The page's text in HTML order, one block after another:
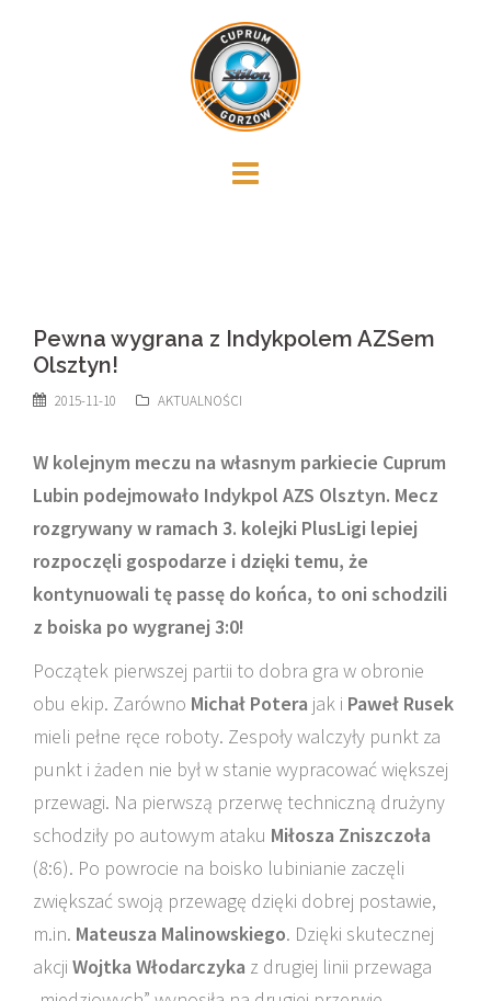
Pewna wygrana z Indykpolem AZSem
Olsztyn!
2015-11-10 AKTUALNOŚCI
W kolejnym meczu na własnym parkiecie Cuprum
Lubin podejmowało Indykpol AZS Olsztyn. Mecz
rozgrywany w ramach 3. kolejki PlusLigi lepiej
rozpoczęli gospodarze i dzięki temu, że
kontynuowali tę passę do końca, to oni schodzili
z boiska po wygranej 3:0!
Początek pierwszej partii to dobra gra w obronie
obu ekip. Zarówno Michał Potera jak i Paweł Rusek
mieli pełne ręce roboty. Zespoły walczyły punkt za
punkt i żaden nie był w stanie wypracować większej
przewagi. Na pierwszą przerwę techniczną drużyny
schodziły po autowym ataku Miłosza Zniszczoła
(8:6). Po powrocie na boisko lubinianie zaczęli
zwiększać swoją przewagę dzięki dobrej postawie,
m.in. Mateusza Malinowskiego. Dzięki skutecznej
akcji Wojtka Włodarczyka z drugiej linii przewaga